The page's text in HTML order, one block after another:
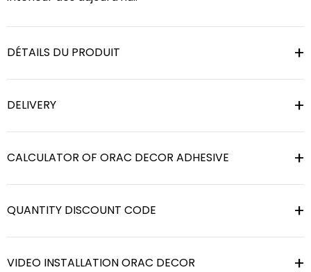
DÉTAILS DU PRODUIT
DELIVERY
CALCULATOR OF ORAC DECOR ADHESIVE
QUANTITY DISCOUNT CODE
VIDEO INSTALLATION ORAC DECOR